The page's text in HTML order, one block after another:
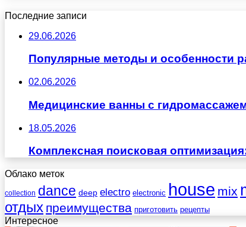
Последние записи
29.06.2026
Популярные методы и особенности
02.06.2026
Медицинские ванны с
18.05.2026
Комплексная поисковая
Облако меток
collection dance deep electro electronic house mix
отдых преимущества приготовить рецепты
Интересное